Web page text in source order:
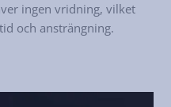
ingen vridning, vilket
och ansträngning.